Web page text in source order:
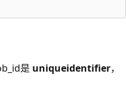
是 uniqueidentifier，